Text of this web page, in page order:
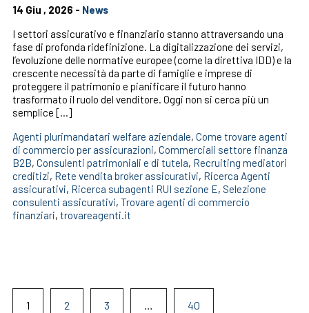
14 Giu , 2026 - News
I settori assicurativo e finanziario stanno attraversando una
fase di profonda ridefinizione. La digitalizzazione dei servizi,
l’evoluzione delle normative europee (come la direttiva IDD) e la
crescente necessità da parte di famiglie e imprese di
proteggere il patrimonio e pianificare il futuro hanno
trasformato il ruolo del venditore. Oggi non si cerca più un
semplice […]
Agenti plurimandatari welfare aziendale, Come trovare agenti
di commercio per assicurazioni, Commerciali settore finanza
B2B, Consulenti patrimoniali e di tutela, Recruiting mediatori
creditizi, Rete vendita broker assicurativi, Ricerca Agenti
assicurativi, Ricerca subagenti RUI sezione E, Selezione
consulenti assicurativi, Trovare agenti di commercio
finanziari, trovareagenti.it
1 2 3 … 40